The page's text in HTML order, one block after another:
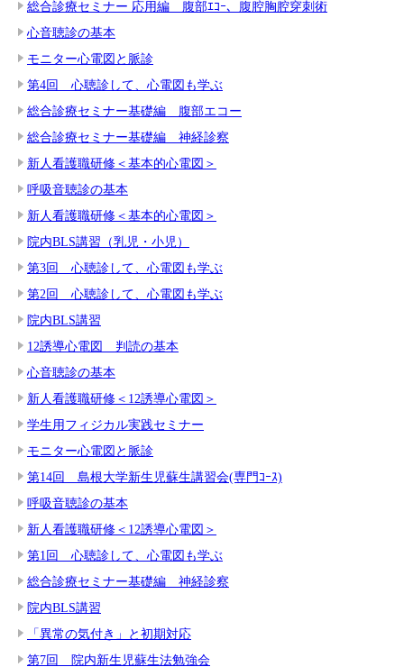
総合診療セミナー 応用編 腹部ｴｺｰ、腹腔胸腔穿刺術
心音聴診の基本
モニター心電図と脈診
第4回 心聴診して、心電図も学ぶ
総合診療セミナー基礎編 腹部エコー
総合診療セミナー基礎編 神経診察
新人看護職研修＜基本的心電図＞
呼吸音聴診の基本
新人看護職研修＜基本的心電図＞
院内BLS講習（乳児・小児）
第3回 心聴診して、心電図も学ぶ
第2回 心聴診して、心電図も学ぶ
院内BLS講習
12誘導心電図 判読の基本
心音聴診の基本
新人看護職研修＜12誘導心電図＞
学生用フィジカル実践セミナー
モニター心電図と脈診
第14回 島根大学新生児蘇生講習会(専門ｺｰｽ)
呼吸音聴診の基本
新人看護職研修＜12誘導心電図＞
第1回 心聴診して、心電図も学ぶ
総合診療セミナー基礎編 神経診察
院内BLS講習
「異常の気付き」と初期対応
第7回 院内新生児蘇生法勉強会